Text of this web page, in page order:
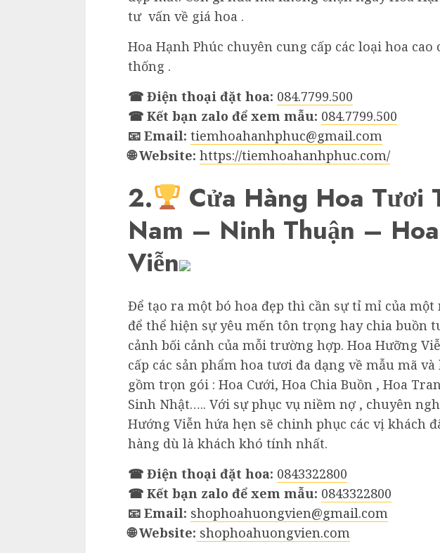
tư vấn về giá hoa .
Hoa Hạnh Phúc chuyên cung cấp các loại hoa cao
thống .
☎ Điện thoại đặt hoa: 084.7799.500
☎ Kết bạn zalo để xem mẫu: 084.7799.500
📧 Email: tiemhoahanhphuc@gmail.com
🌐 Website: https://tiemhoahanhphuc.com/
2.
Cửa Hàng Hoa Tươi
Nam – Ninh Thuận –
Viễn
Để tạo ra một bó hoa đẹp thì cần sự tỉ mỉ của
để thể hiện sự yêu mến tôn trọng hay chia buồn
cảnh bối cảnh của mỗi trường hợp. Hoa Hưỡng
cấp các sản phẩm hoa tươi đa dạng về mẫu mã
gồm trọn gói : Hoa Cưới, Hoa Chia Buồn , Hoa
Sinh Nhật….. Với sự phục vụ niềm nợ , chuyên
Hướng Viễn hứa hẹn sẽ chinh phục các vị khách
hàng dù là khách khó tính nhất.
☎ Điện thoại đặt hoa: 0843322800
☎ Kết bạn zalo để xem mẫu: 0843322800
📧 Email: shophoahuongvien@gmail.com
🌐 Website: shophoahuongvien.com